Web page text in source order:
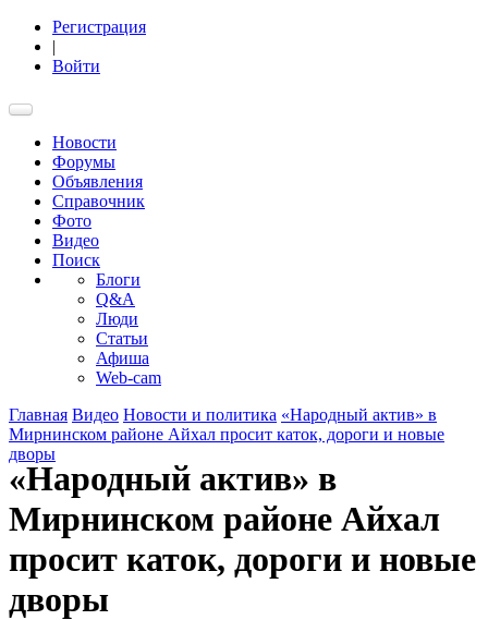
Регистрация
|
Войти
Новости
Форумы
Объявления
Справочник
Фото
Видео
Поиск
Блоги
Q&A
Люди
Статьи
Афиша
Web-cam
Главная Видео Новости и политика «Народный актив» в
Мирнинском районе Айхал просит каток, дороги и новые
дворы
«Народный актив» в
Мирнинском районе Айхал
просит каток, дороги и новые
дворы